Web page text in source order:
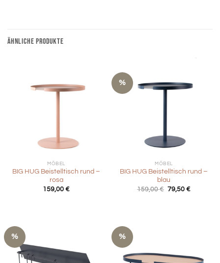
ÄHNLICHE PRODUKTE
MÖBEL
BIG HUG Beistelltisch rund –
rosa
159,00 €
%
MÖBEL
BIG HUG Beistelltisch rund –
blau
159,00€ Ursprünglicher
79,50€Aktueller
% %